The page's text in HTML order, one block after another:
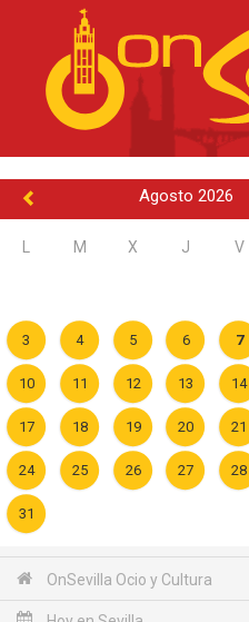
Agosto 2026
M X J V
3 4 5 6 7
10 11 12 13 14
17 18 19 20 21
24 25 26 27 28
31
OnSevilla Ocio y Cultura